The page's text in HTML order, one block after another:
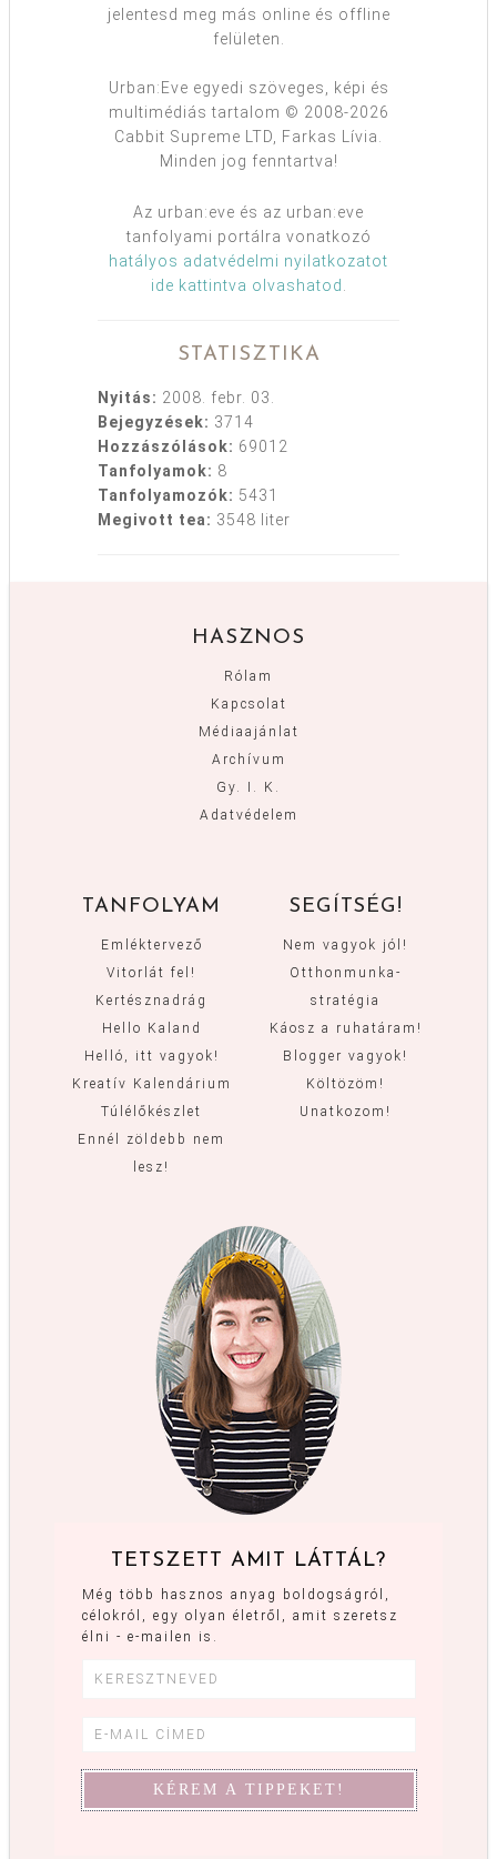
jelentesd meg más online és offline
felületen.
Urban:Eve egyedi szöveges, képi és
multimédiás tartalom © 2008-2026
Cabbit Supreme LTD, Farkas Lívia.
Minden jog fenntartva!
Az urban:eve és az urban:eve
tanfolyami portálra vonatkozó
hatályos adatvédelmi nyilatkozatot
ide kattintva olvashatod
STATISZTIKA
Nyitás: 2008. febr. 03.
Bejegyzések: 3714
Hozzászólások: 69012
Tanfolyamok: 8
Tanfolyamozók: 5431
Megivott tea: 3548 liter
HASZNOS
Rólam
Kapcsolat
Médiaajánlat
Archívum
Gy. I. K.
Adatvédelem
TANFOLYAM
Emléktervező
Vitorlát fel!
Kertésznadrág
Hello Kaland
Helló, itt vagyok!
Kreatív Kalendárium
Túlélőkészlet
Ennél zöldebb nem
lesz!
SEGÍTSÉG!
Nem vagyok jól!
Otthonmunka-
stratégia
Káosz a ruhatáram!
Blogger vagyok!
Költözöm!
Unatkozom!
TETSZETT AMIT LÁTTÁL?
Még több hasznos anyag boldogságról,
célokról, egy olyan életről, amit szeretsz
élni - e-mailen is.